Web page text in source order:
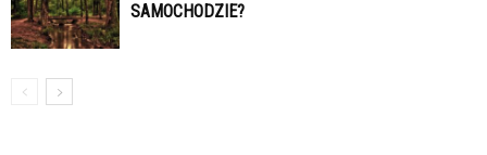
SAMOCHODZIE?